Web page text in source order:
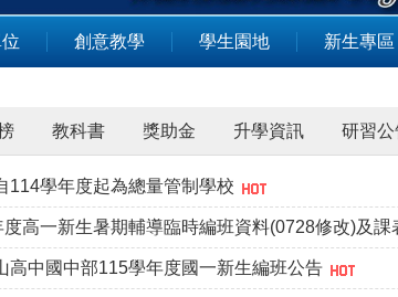
創意教學 學生園地 新生專區
教科書 獎助金 升學資訊 研習公
114學年度起為總量管制學校
高一新生暑期輔導臨時編班資料(0728修改)及課
高中國中部115學年度國一新生編班公告